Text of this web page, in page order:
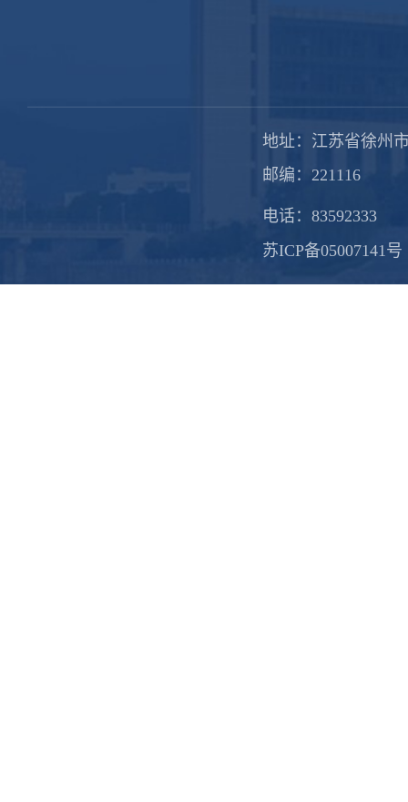
地址：江苏省徐州
邮编：221116
电话：83592333
苏ICP备05007141号